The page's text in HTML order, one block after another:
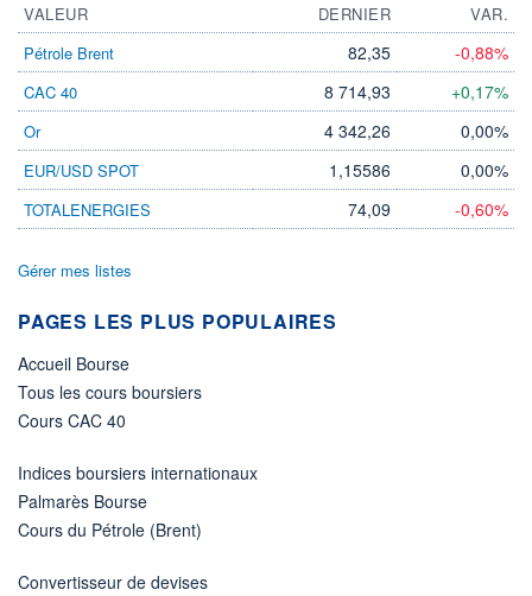
VALEUR DERNIER
VAR.
Pétrole Brent
82,35 -0,88%
CAC 40 8 714,93 +0,17%
Or 4 342,26 0,00%
EUR/USD SPOT 1,15586 0,00%
TOTALENERGIES 74,09 -0,60%
Gérer mes listes
PAGES LES PLUS POPULAIRES
Accueil Bourse
Tous les cours boursiers
Cours CAC 40
Indices boursiers internationaux
Palmarès Bourse
Cours du Pétrole (Brent)
Convertisseur de devises